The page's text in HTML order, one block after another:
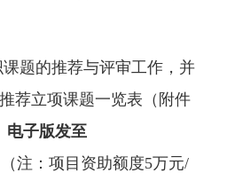
题的推荐与评审工作，并
荐立项课题一览表（附件
电子版发至
注：项目资助额度5万元/